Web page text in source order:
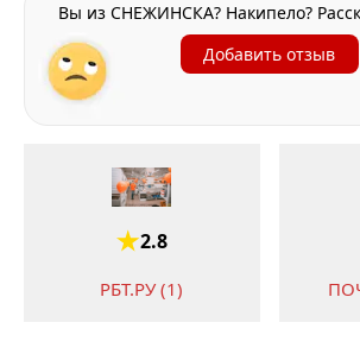
Вы из СНЕЖИНСКА? Накипело?
Добавить отзыв
2.8
РБТ.РУ (1)